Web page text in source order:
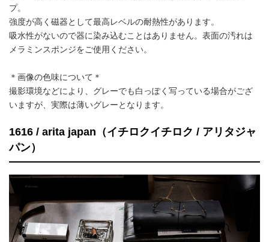
プ。
強度が高く磁器として最高レベルの耐熱性があります。
吸水性がないので器に染み込むことはありません。表面の汚れは
メラミンスポンジをご使用ください。
＊画像の色味について＊
撮影環境などにより、グレーでも白っぽく写っている場合がござ
いますが、実際は薄いグレーとなります。
1616 / arita japan（イチロクイチロク / アリタジャ
パン）